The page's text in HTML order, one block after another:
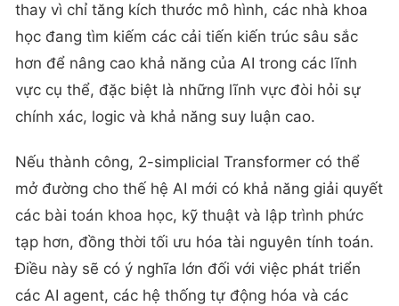
thay vì chỉ tăng kích thước mô hình, các nhà khoa
học đang tìm kiếm các cải tiến kiến trúc sâu sắc
hơn để nâng cao khả năng của AI trong các lĩnh
vực cụ thể, đặc biệt là những lĩnh vực đòi hỏi sự
chính xác, logic và khả năng suy luận cao.
Nếu thành công, 2-simplicial Transformer có thể
mở đường cho thế hệ AI mới có khả năng giải quyết
các bài toán khoa học, kỹ thuật và lập trình phức
tạp hơn, đồng thời tối ưu hóa tài nguyên tính toán.
Điều này sẽ có ý nghĩa lớn đối với việc phát triển
các AI agent, các hệ thống tự động hóa và các